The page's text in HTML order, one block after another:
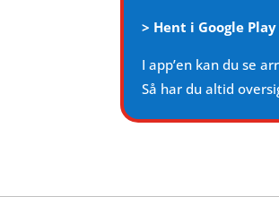
> Hent i Google Play
I app’en kan du se
Så har du altid